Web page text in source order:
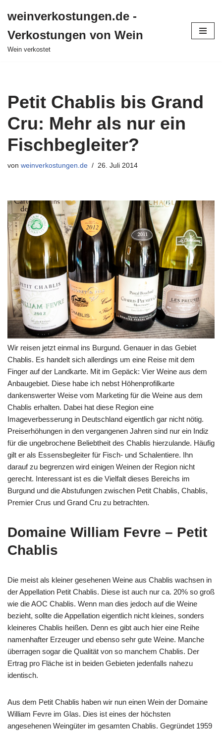
Inhalt
springen
weinverkostungen.de -
Verkostungen von Wein
Wein verkostet
Petit Chablis bis Grand
Cru: Mehr als nur ein
Fischbegleiter?
von weinverkostungen.de 26. Juli 2014
Wir reisen jetzt einmal ins Burgund. Genauer in das Gebiet
Chablis. Es handelt sich allerdings um eine Reise mit dem
Finger auf der Landkarte. Mit im Gepäck: Vier Weine aus dem
Anbaugebiet. Diese habe ich nebst Höhenprofilkarte
dankenswerter Weise vom Marketing für die Weine aus dem
Chablis erhalten. Dabei hat diese Region eine
Imageverbesserung in Deutschland eigentlich gar nicht nötig.
Preiserhöhungen in den vergangenen Jahren sind nur ein Indiz
für die ungebrochene Beliebtheit des Chablis hierzulande. Häufig
gilt er als Essensbegleiter für Fisch- und Schalentiere. Ihn
darauf zu begrenzen wird einigen Weinen der Region nicht
gerecht. Interessant ist es die Vielfalt dieses Bereichs im
Burgund und die Abstufungen zwischen Petit Chablis, Chablis,
Premier Crus und Grand Cru zu betrachten.
Domaine William Fevre – Petit
Chablis
Die meist als kleiner gesehenen Weine aus Chablis wachsen in
der Appellation Petit Chablis. Diese ist auch nur ca. 20% so groß
wie die AOC Chablis. Wenn man dies jedoch auf die Weine
bezieht, sollte die Appellation eigentlich nicht kleines, sonders
kleineres Chablis heißen. Denn es gibt auch hier eine Reihe
namenhafter Erzeuger und ebenso sehr gute Weine. Manche
überragen sogar die Qualität von so manchem Chablis. Der
Ertrag pro Fläche ist in beiden Gebieten jedenfalls nahezu
identisch.
Aus dem Petit Chablis haben wir nun einen Wein der Domaine
William Fevre im Glas. Dies ist eines der höchsten
angesehenen Weingüter im gesamten Chablis. Gegründet 1959